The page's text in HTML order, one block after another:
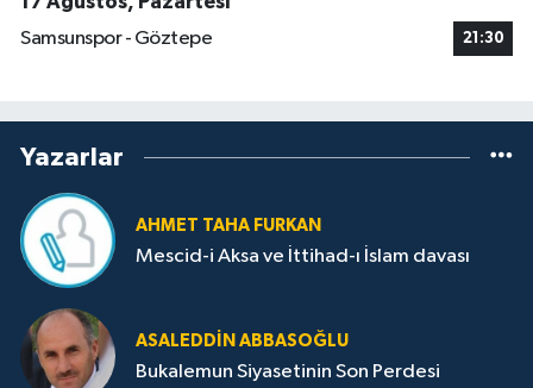
Samsunspor - Göztepe
21:30
Yazarlar
AHMET TAHA FURKAN
Mescid-i Aksa ve İttihad-ı İslam davası
ASALEDDIN ABBASOĞLU
Bukalemun Siyasetinin Son Perdesi